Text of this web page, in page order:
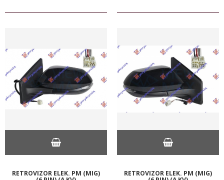
RETROVIZOR ELEK. PM (MIG) RETROVIZOR ELEK. PM (MIG)